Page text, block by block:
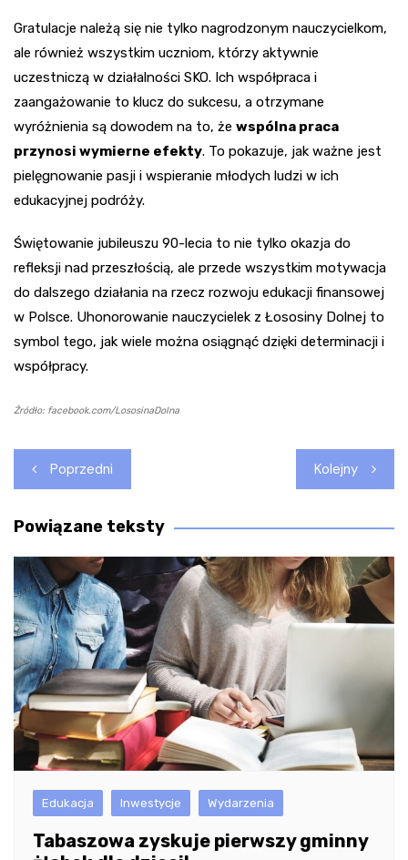
Gratulacje należą się nie tylko nagrodzonym nauczycielkom,
ale również wszystkim uczniom, którzy aktywnie
uczestniczą w działalności SKO. Ich współpraca i
zaangażowanie to klucz do sukcesu, a otrzymane
wyróżnienia są dowodem na to, że wspólna praca
przynosi wymierne efekty. To pokazuje, jak ważne jest
pielęgnowanie pasji i wspieranie młodych ludzi w ich
edukacyjnej podróży.
Świętowanie jubileuszu 90-lecia to nie tylko okazja do
refleksji nad przeszłością, ale przede wszystkim motywacja
do dalszego działania na rzecz rozwoju edukacji finansowej
w Polsce. Uhonorowanie nauczycielek z Łososiny Dolnej to
symbol tego, jak wiele można osiągnąć dzięki determinacji i
współpracy.
Źródło: facebook.com/LososinaDolna
Nawigacja
wpisu
Poprzedni Kolejny
Powiązane teksty
Edukacja Inwestycje Wydarzenia
Tabaszowa zyskuje pierwszy gminny